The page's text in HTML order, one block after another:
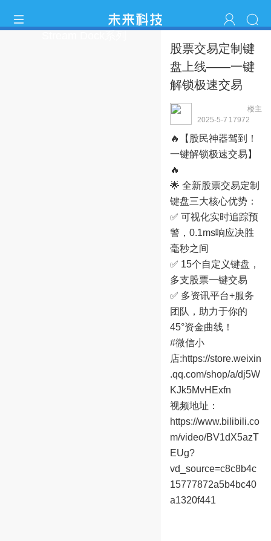
股票交易定制键
盘上线——一键
解锁极速交易
楼主
streamdockhjf
17972
2025-5-7
🔥【股民神器驾到！
一键解锁极速交易】
🔥
🌟 全新股票交易定制
键盘三大核心优势：
✅ 可视化实时追踪预
警，0.1ms响应决胜
毫秒之间
✅ 15个自定义键盘，
多支股票一键交易
✅ 多资讯平台+服务
团队，助力于你的
45°资金曲线！
#微信小
店:https://store.weixin
.qq.com/shop/a/dj5W
KJk5MvHExfn
视频地址：
https://www.bilibili.co
m/video/BV1dX5azT
EUg?
vd_source=c8c8b4c
15777872a5b4bc40
a1320f441